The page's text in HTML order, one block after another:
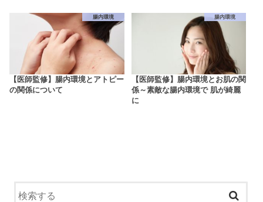
腸内環境
【医師監修】腸内環境とアトピー
の関係について
腸内環境
【医師監修】腸内環境とお肌の関
係～素敵な腸内環境で 肌が綺麗
に